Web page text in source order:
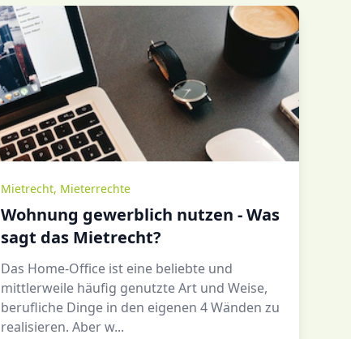
Mietrecht, Mieterrechte
Wohnung gewerblich nutzen - Was
sagt das Mietrecht?
Das Home-Office ist eine beliebte und
mittlerweile häufig genutzte Art und Weise,
berufliche Dinge in den eigenen 4 Wänden zu
realisieren. Aber w...